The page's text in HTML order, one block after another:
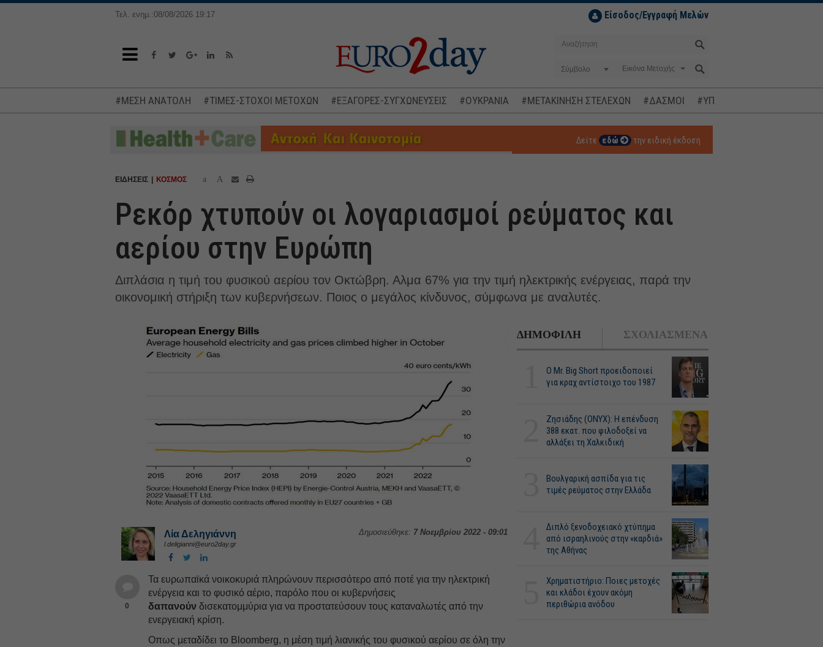
Τελ. ενημ.:08/08/2026 19:17 Είσοδος/Εγγραφή Μελών
Σύμβολο
#ΜΕΣΗ ΑΝΑΤΟΛΗ #ΤΙΜΕΣ-ΣΤΟΧΟΙ ΜΕΤΟΧΩΝ #ΕΞΑΓΟΡΕΣ-ΣΥΓΧΩΝΕΥΣΕΙΣ #ΟΥΚΡΑΝΙΑ #ΜΕΤΑΚΙΝΗΣΗ ΣΤΕΛΕΧΩΝ #ΔΑΣΜΟΙ #ΥΠΟΚΛΟΠΕΣ
Δείτε εδώ την ειδική έκδοση
ΕΙΔΗΣΕΙΣ ΚΟΣΜΟΣ a A
Ρεκόρ χτυπούν οι λογαριασμοί ρεύματος και
αερίου στην Ευρώπη
Διπλάσια η τιμή του φυσικού αερίου τον Οκτώβρη. Αλμα 67% για την τιμή ηλεκτρικής ενέργειας, παρά την
οικονομική στήριξη των κυβερνήσεων. Ποιος ο μεγάλος κίνδυνος, σύμφωνα με αναλυτές.
Δημοσιεύθηκε: 7 Νοεμβρίου 2022 - 09:01
Λία Δεληγιάννη
l.deligianni@euro2day.gr
0
Τα ευρωπαϊκά νοικοκυριά πληρώνουν περισσότερο από ποτέ για την ηλεκτρική
ενέργεια και το φυσικό αέριο, παρόλο που οι κυβερνήσεις
δαπανούνδισεκατομμύρια για να προστατεύσουν τους καταναλωτές από την
ενεργειακή κρίση.
Οπως μεταδίδει το Bloomberg, η μέση τιμή λιανικής του φυσικού αερίου σε όλη την
ΔΗΜΟΦΙΛΗ ΣΧΟΛΙΑΣΜΕΝΑ
O Mr. Big Short προειδοποιεί
για κραχ αντίστοιχο του 1987
Ζησιάδης (ONYX): Η επένδυση
388 εκατ. που φιλοδοξεί να
αλλάξει τη Χαλκιδική
Βουλγαρική ασπίδα για τις
τιμές ρεύματος στην Ελλάδα
Διπλό ξενοδοχειακό χτύπημα
από ισραηλινούς στην «καρδιά»
της Αθήνας
Χρηματιστήριο: Ποιες μετοχές
και κλάδοι έχουν ακόμη
περιθώρια ανόδου